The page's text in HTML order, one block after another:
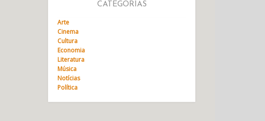
CATEGORIAS
Arte
Cinema
Cultura
Economia
Literatura
Música
Notícias
Política